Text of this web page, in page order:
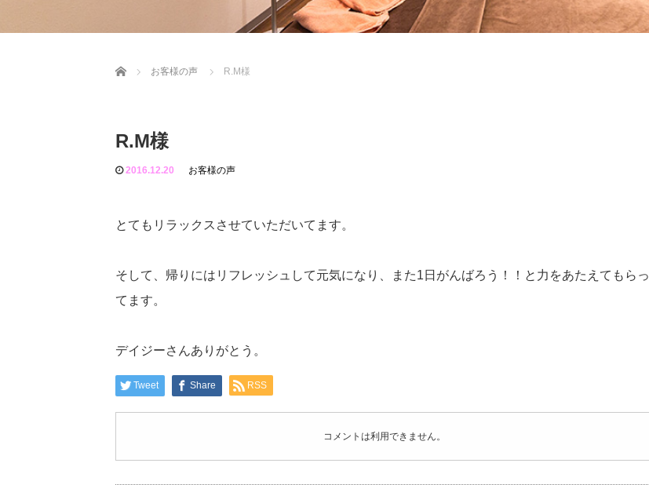
Home お客様の声 R.M様
R.M様
2016.12.20 お客様の声
とてもリラックスさせていただいてます。
そして、帰りにはリフレッシュして元気になり、また1日がんばろう！！と力をあたえてもらっ
てます。
デイジーさんありがとう。
Tweet Share RSS
コメントは利用できません。